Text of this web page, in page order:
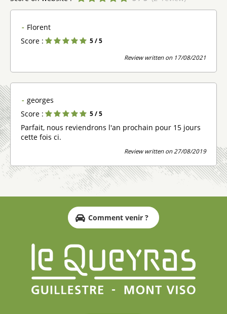
Florent
Score :
5 / 5
Review written on 17/08/2021
georges
Score :
5 / 5
Parfait, nous reviendrons l'an prochain pour 15 jours
cette fois ci.
Review written on 27/08/2019
Comment venir ?